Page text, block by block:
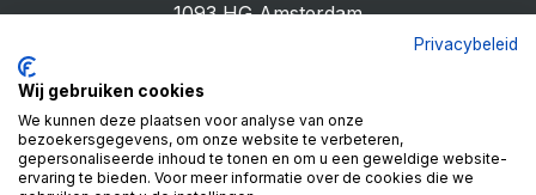
Cheap Bike Shop
4.9
1093 HG Amsterdam
Privacybeleid
Wij gebruiken cookies
We kunnen deze plaatsen voor analyse van onze
bezoekersgegevens, om onze website te verbeteren,
gepersonaliseerde inhoud te tonen en om u een geweldige website-
ervaring te bieden. Voor meer informatie over de cookies die we